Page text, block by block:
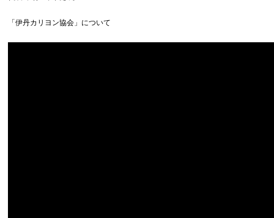
「伊丹カリヨン協会」について